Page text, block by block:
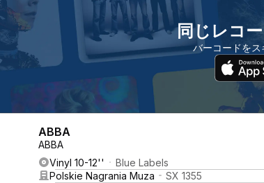
同じレコ
バーコードを
ABBA
ABBA
Vinyl 10-12''
Blue Labels
Polskie Nagrania Muza
SX 1355